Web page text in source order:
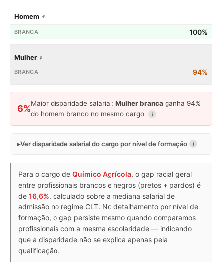
Homem ♂
100%
Mulher ♀
94%
6%
Maior disparidade salarial: Mulher branca ganha 94%
do homem branco no mesmo cargo
i
Ver disparidade salarial do cargo por nível de formação i
Para o cargo de Químico Agrícola, o gap racial geral
entre profissionais brancos e negros (pretos + pardos) é
de 16,6%, calculado sobre a mediana salarial de
admissão no regime CLT. No detalhamento por nível de
formação, o gap persiste mesmo quando comparamos
profissionais com a mesma escolaridade — indicando
que a disparidade não se explica apenas pela
qualificação.